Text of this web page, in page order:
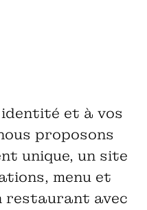
et à vos
proposons
unique, un site
menu et
restaurant avec